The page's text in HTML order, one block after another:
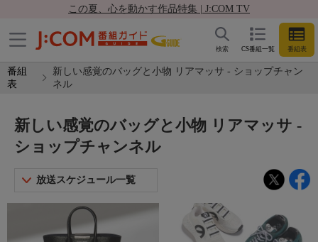
この夏、心を動かす作品特集 | J:COM TV
CS番組一覧 番組表
検索
番組
表
新しい感覚のバッグと小物 リアマッサ - ショップチャン
ネル
新しい感覚のバッグと小物 リアマッサ -
ショップチャンネル
放送スケジュール一覧